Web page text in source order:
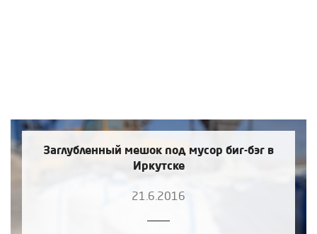
Заглубленный мешок под мусор биг-бэг в
Иркутске
21.6.2016